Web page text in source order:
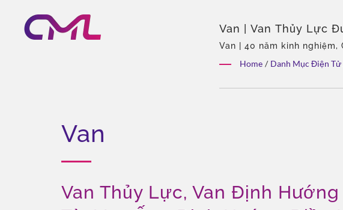
Van | Van Thủy Lực
Công Nhận Toàn Cầu
Van | 40 năm kinh
thể, Tùy chỉnh linh hoạt,
Home / Danh Mục Điện Tử
Van
Van Thủy Lực, Van Định